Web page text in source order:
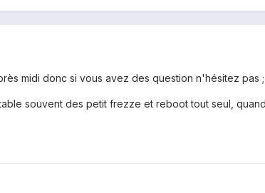
midi donc si vous avez des question n'hésitez pas
souvent des petit frezze et reboot tout seul,